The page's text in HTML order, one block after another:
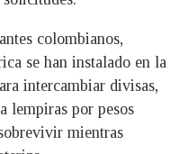
colombianos,
se han instalado en la
intercambiar divisas,
lempiras por pesos
mientras